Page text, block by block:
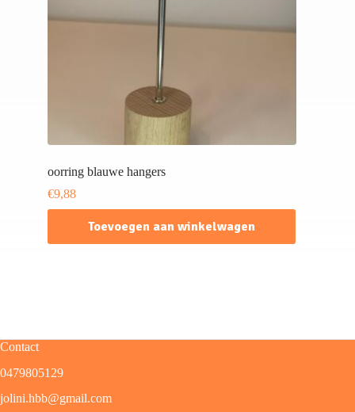
oorring blauwe hangers
€9,88
Toevoegen aan winkelwagen
Contact
0479805129
jolini.hbb@gmail.com